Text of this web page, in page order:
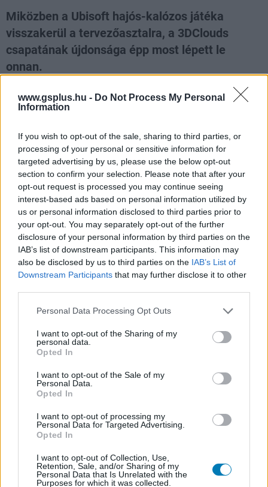
www.gsplus.hu - Do Not Process My Personal
Information
If you wish to opt-out of the sale, sharing to third parties, or
processing of your personal or sensitive information for
targeted advertising by us, please use the below opt-out
section to confirm your selection. Please note that after your
opt-out request is processed you may continue seeing
interest-based ads based on personal information utilized by
us or personal information disclosed to third parties prior to
your opt-out. You may separately opt-out of the further
disclosure of your personal information by third parties on the
IAB’s list of downstream participants. This information may
also be disclosed by us to third parties on the IAB’s List of
Downstream Participants that may further disclose it to other
Please note that this website/app uses one or more Google
not limited to your visit or usage behaviour. You may click to
grant or deny consent to Google and its third-party tags to
use your data for below specified purposes in below Google
consent section.
Personal Data Processing Opt Outs
I want to opt-out of the Sharing of my
personal data.
Opted In
I want to opt-out of the Sale of my
Personal Data.
Opted In
I want to opt-out of processing my
Personal Data for Targeted Advertising.
Opted In
I want to opt-out of Collection, Use,
Retention, Sale, and/or Sharing of my
Personal Data that Is Unrelated with the
Purposes for which it was collected.
Miközben a Ubisoft hajós-kalózos játéka
visszakerül a tervezőasztalra, a 3DClouds
csapatának újdonsága épp most lépett le
onnan.
21.65%
Bones fejlesztésétés live service játékot csinálnak
belőle, amely sok játékost elszomorított, hiszen az
Assassin's Creed IV: Black Flag legélvezetesebb része
pont a hajózás és a kalózosdi volt. Nem sok játék van a
piacon, amely ezekre fókuszál (lásd Sea of Thieves és az
ősszel érkező Port Royale 4), de hamarosan egyel több
lesz, még ha nem is akkora büdzséből készül, mint a
Skull & Bones.
szerepjátékot, amely a tengeri haramiák korába repít
vissza minket. Hatalmas vízi ütközetekre, kincskeresésre
és elveszett szigetekre számíthatunk, a legfőbb célunk
pedig az lesz, hogy megbosszuljunk édesapánk halálát
és a kalózok királyává váljunk.
A King of Seas egy véletlenszerűen generált, dinamikus
világot vonultat fel, amely minden lépésünkre reagál
majd és folyamatosan arra fog kényszeríteni, hogy
útvonalak, kedvezőtlen időjárási viszonyok és ehhez
hasonló események tarkítják majd a játékélményt,